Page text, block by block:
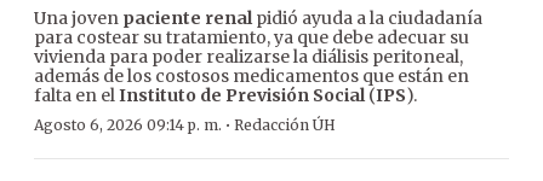
Una joven paciente renalpidió ayuda a la ciudadanía
para costear su tratamiento, ya que debe adecuar su
vivienda para poder realizarse la diálisis peritoneal,
además de los costosos medicamentos que están en
falta en elInstituto de Previsión Social(IPS).
Agosto 6, 2026 09:14 p. m. · Redacción ÚH